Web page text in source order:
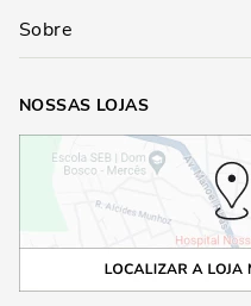
Sobre
NOSSAS LOJAS